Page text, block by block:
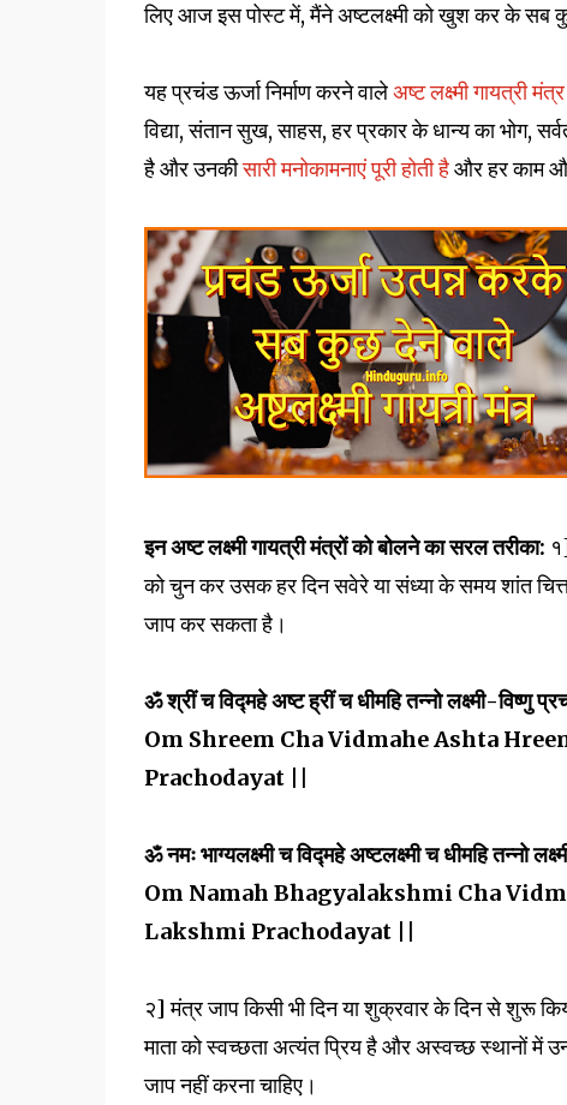
लिए आज इस पोस्ट में, मैंने अष्टलक्ष्मी को खुश कर के सब
यह प्रचंड ऊर्जा निर्माण करने वालेअष्ट लक्ष्मी गायत्री मंत्र
विद्या, संतान सुख, साहस, हर प्रकार के धान्य का भोग,
है और उनकीसारी मनोकामनाएं पूरी होती हैऔर हर काम
इन अष्ट लक्ष्मी गायत्री मंत्रों को बोलने का सरल तरीका:
को चुन कर उसक हर दिन सवेरे या संध्या के समय शांत
जाप कर सकता है।
ॐ श्रीं च विद्महे अष्ट ह्रीं च धीमहि तन्नो लक्ष्मी-विष्णु
Om Shreem Cha Vidmahe Ashta
Prachodayat ||
ॐ नमः भाग्यलक्ष्मी च विद्महे अष्टलक्ष्मी च धीमहि तन्नो
Om Namah Bhagyalakshmi Cha
Lakshmi Prachodayat ||
२] मंत्र जाप किसी भी दिन या शुक्रवार के दिन से शुरू
माता को स्वच्छता अत्यंत प्रिय है और अस्वच्छ स्थानों में
जाप नहीं करना चाहिए।